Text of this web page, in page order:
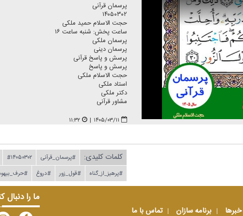
پرسمان قرآنی
۱۴۰۵۰۳۰۲
حجت الاسلام حمید ملكی
ساعت پخش: شنبه ساعت ۱۶
پرسمان ملكی
پرسمان دینی
پرسش و پاسخ قرآنی
پرسش و پاسخ
حجت الاسلام ملكی
استاد ملكی
دكتر ملكی
مشاور قرآنی
۱۴۰۵/۰۳/۱۱ | ۱۱:۳۲
کلمات کلیدی: #پرسمان_قرآنی #۱۴۰۵۰۳۰۲
#پرهیز_از_گناه
#قول_زور #دروغ
خبرها برنامه سازان تماس با ما
ما را دنبال